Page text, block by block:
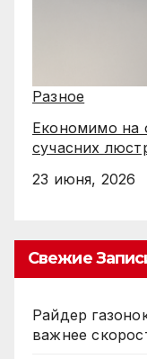
Разное
Економимо на
сучасних
23 июня, 2026
Свежие
Райдер
важнее